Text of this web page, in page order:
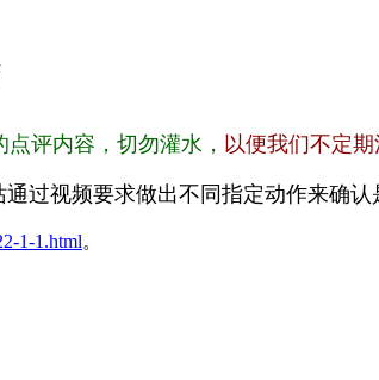
评内容，切勿灌水， 以便我们不定
过视频要求做出不同指定动作来确认
1-1.html。